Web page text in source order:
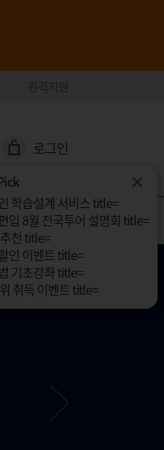
원격지원
로그인
니티